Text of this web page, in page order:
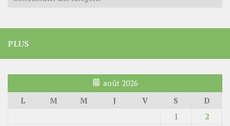
PLUS
août 2026
L
M M J V S
D
1
2